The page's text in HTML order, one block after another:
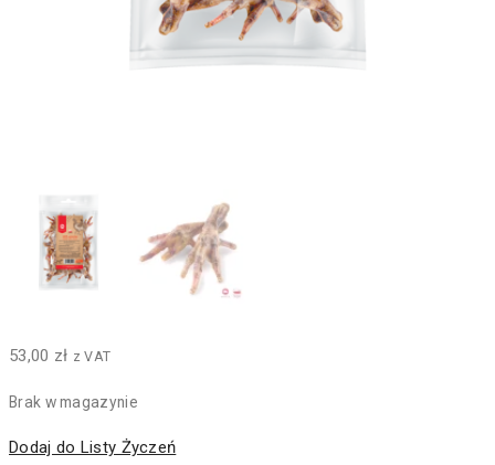
53,00 zł z VAT
Brak w magazynie
Dodaj do Listy Życzeń